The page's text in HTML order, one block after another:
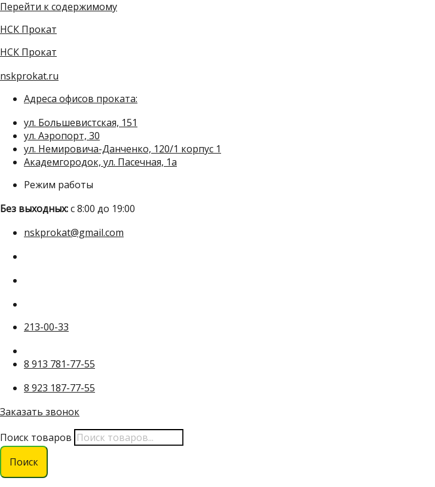
Перейти к содержимому
НСК Прокат
НСК Прокат
nskprokat.ru
Адреса офисов проката:
ул. Большевистская, 151
ул. Аэропорт, 30
ул. Немировича-Данченко, 120/1 корпус 1
Академгородок, ул. Пасечная, 1а
Режим работы
Без выходных:с 8:00 до 19:00
nskprokat@gmail.com
213-00-33
8 913 781-77-55
8 923 187-77-55
Заказать звонок
Поиск товаров
Поиск